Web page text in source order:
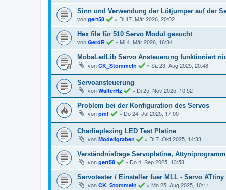
Sinn und Verwendung der Lötjumper auf der
von gert58 » Di 17. Mär 2026, 20:02
Hex file für 510 Servo Modul gesucht
von GerdR » Mi 4. Mär 2026, 16:34
MobaLedLib Servo Ansteuerung funktioniert
von CK_Stommeln » Sa 23. Aug 2025, 20:48
Servoansteuerung
von WalterHz » Di 25. Nov 2025, 10:52
Problem bei der Konfiguration des Servos
von pmf » Do 24. Jul 2025, 17:00
Charlieplexing LED Test Platine
von Modellgraben » Di 7. Okt 2025, 14:33
Verständnisfrage Servoplatine,
von gert58 » Do 4. Sep 2025, 13:58
Servotester / Einsteller fuer MLL - Servo ATtiny
von CK_Stommeln » Mo 25. Aug 2025, 10:11